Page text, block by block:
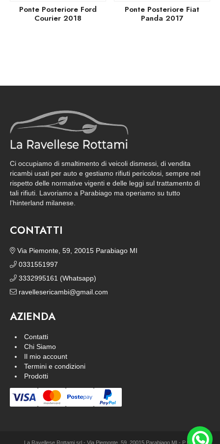
Ponte Posteriore Ford
Courier 2018
Ponte Posteriore Fiat
Panda 2017
Ci occupiamo di smaltimento di veicoli dismessi, di vendita
ricambi usati per auto e gestiamo rifiuti pericolosi, sempre nel
rispetto delle normative vigenti e delle leggi sul trattamento di
tali rifiuti. Lavoriamo a Parabiago ma operiamo su tutto
l’hinterland milanese.
CONTATTI
Via Piemonte, 59, 20015 Parabiago MI
0331551997
3332995161 (Whatsapp)
ravellesericambi@gmail.com
AZIENDA
Contatti
Chi Siamo
Il mio account
Termini e condizioni
Prodotti
La Ravellese Rottami srl - Via Piemonte, 59, 20015 Parabiago MI - P.IVA: